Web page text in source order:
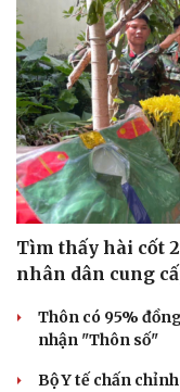
Tìm thấy hài cốt
nhân dân cung
Thôn có 95%
nhận "Thôn số"
Bộ Y tế chấn